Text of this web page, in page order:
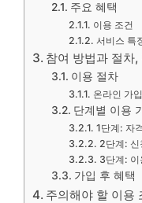
주요 혜택
이용 조건
서비스 특
참여 방법과 절차
이용 절차
온라인 가
단계별 이용
1단계: 자
2단계: 신
3단계: 이
가입 후 혜택
주의해야 할 이용